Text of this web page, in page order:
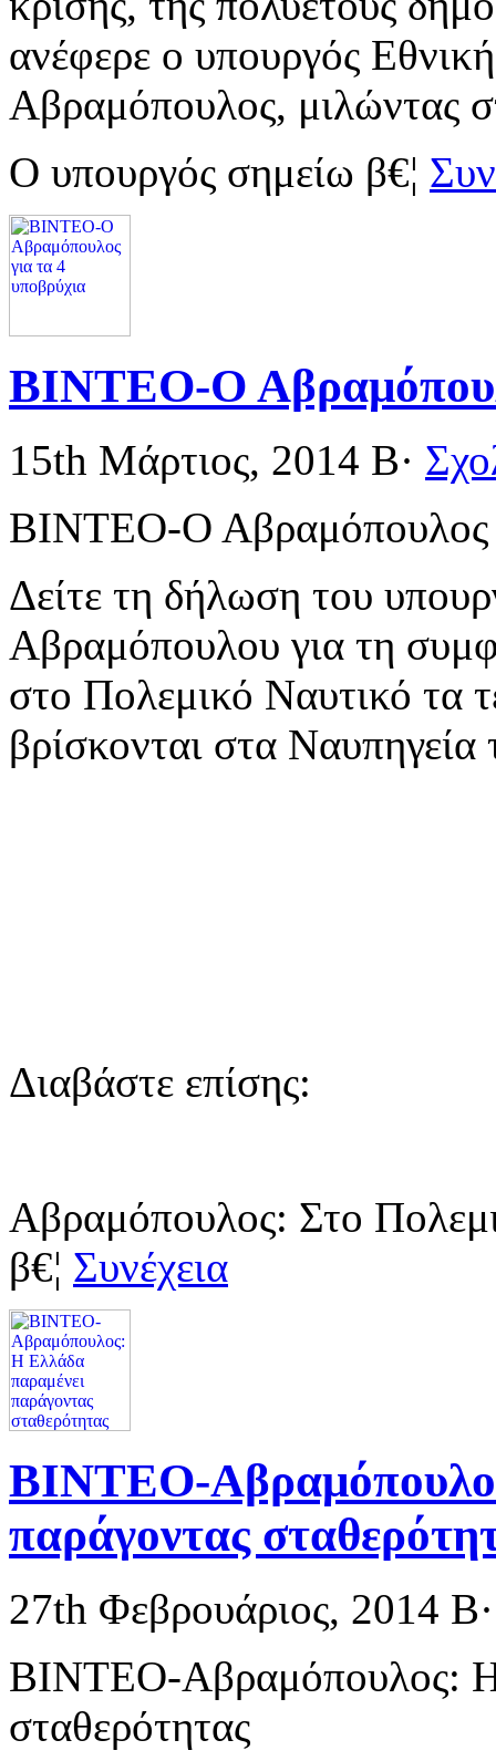
ανέφερε ο υπουργός
Αβραμόπουλος, μιλώντας
Ο υπουργός σημείω β€¦
ΒΙΝΤΕΟ-Ο
15th Μάρτιος, 2014 Β·
ΒΙΝΤΕΟ-Ο Αβραμόπουλος
Δείτε τη δήλωση του
Αβραμόπουλου για τη
στο Πολεμικό Ναυτικό τα
βρίσκονται στα
Διαβάστε επίσης:
Αβραμόπουλος: Στο
β€¦ Συνέχεια
ΒΙΝΤΕΟ-
παράγοντας
27th Φεβρουάριος, 2014
ΒΙΝΤΕΟ-Αβραμόπουλος: Η
σταθερότητας